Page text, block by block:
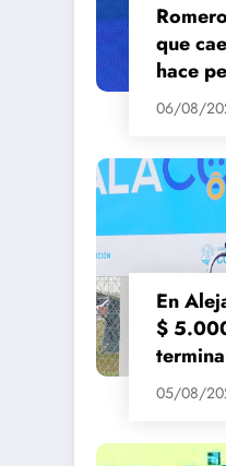
que
hace
06/08/
En
$
lo
05/08/